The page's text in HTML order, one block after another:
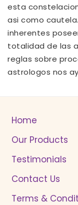
esta
asi­ como
inherentes
totalidad de las
reglas sobre
astrologos nos
Home
Our Products
Testimonials
Contact Us
Terms &